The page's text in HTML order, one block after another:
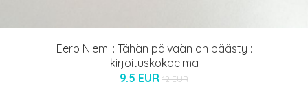
Eero Niemi : Tähän päivään on päästy :
kirjoituskokoelma
9.5 EUR 12 EUR